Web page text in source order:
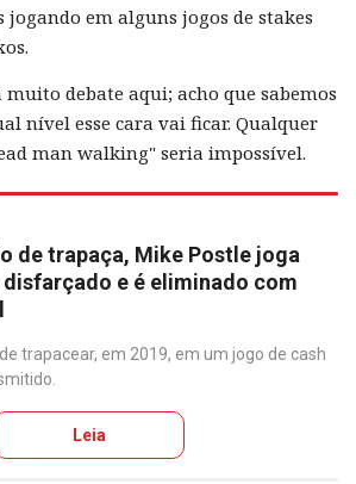
jogando em alguns jogos de stakes
muito debate aqui; acho que sabemos
nível esse cara vai ficar. Qualquer
man walking" seria impossível.
de trapaça, Mike Postle joga
e é eliminado com
trapacear, em 2019, em um jogo de cash
Leia